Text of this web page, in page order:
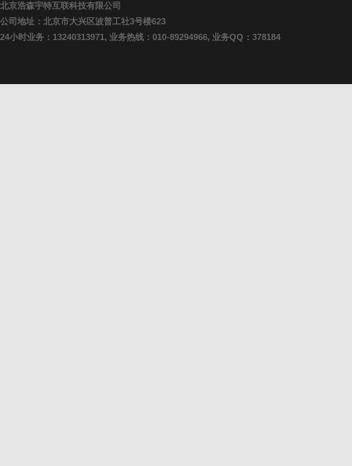
北京浩森宇特互联科技有限公司
公司地址：北京市大兴区波普工社3号楼623
24小时业务：13240313971, 业务热线：010-89294966, 业务QQ：378184